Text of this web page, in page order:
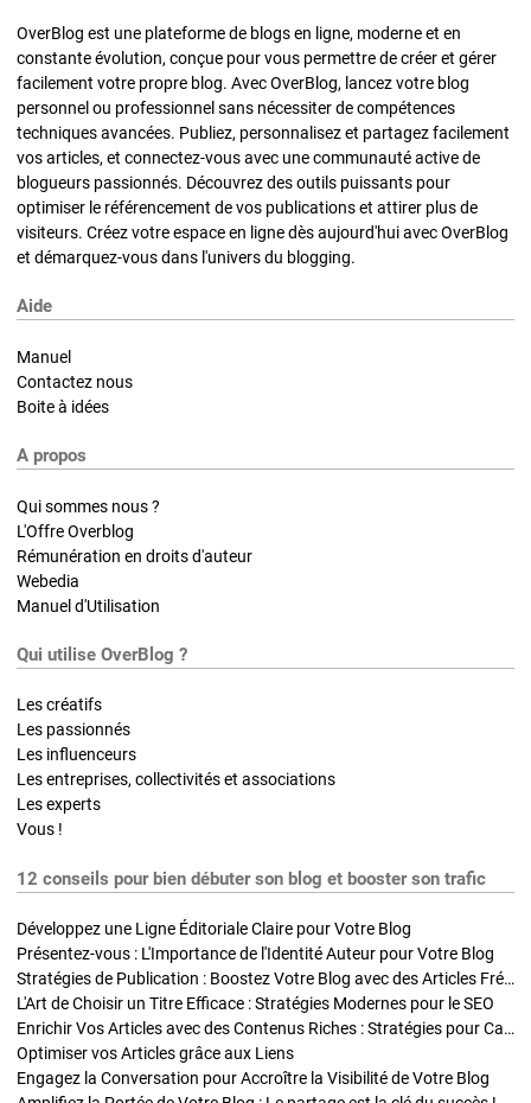
OverBlog est une plateforme de blogs en ligne, moderne et en
constante évolution, conçue pour vous permettre de créer et gérer
facilement votre propre blog. Avec OverBlog, lancez votre blog
personnel ou professionnel sans nécessiter de compétences
techniques avancées. Publiez, personnalisez et partagez facilement
vos articles, et connectez-vous avec une communauté active de
blogueurs passionnés. Découvrez des outils puissants pour
optimiser le référencement de vos publications et attirer plus de
visiteurs. Créez votre espace en ligne dès aujourd'hui avec OverBlog
et démarquez-vous dans l'univers du blogging.
Aide
Manuel
Contactez nous
Boite à idées
A propos
Qui sommes nous ?
L'Offre Overblog
Rémunération en droits d'auteur
Webedia
Manuel d'Utilisation
Qui utilise OverBlog ?
Les créatifs
Les passionnés
Les influenceurs
Les entreprises, collectivités et associations
Les experts
Vous !
12 conseils pour bien débuter son blog et booster son trafic
Développez une Ligne Éditoriale Claire pour Votre Blog
Présentez-vous : L'Importance de l'Identité Auteur pour Votre Blog
Stratégies de Publication : Boostez Votre Blog avec des Articles Fréquents et Exclusifs
L'Art de Choisir un Titre Efficace : Stratégies Modernes pour le SEO
Enrichir Vos Articles avec des Contenus Riches : Stratégies pour Captiver et Optimiser
Optimiser vos Articles grâce aux Liens
Engagez la Conversation pour Accroître la Visibilité de Votre Blog